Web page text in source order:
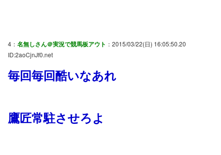
4： 名無しさん＠実況で競馬板アウト ：2015/03/22(日) 16:05:50.20
ID:2aoCjnJf0.net
毎回毎回酷いなあれ
鷹匠常駐させろよ